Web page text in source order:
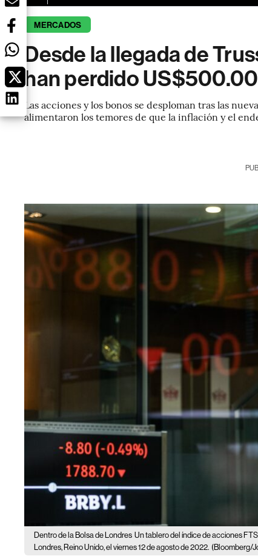
MERCADOS
Desde la llegada de
han perdido
Las acciones y los bonos se desploman tras las
alimentaron los temores de que la inflación y el
Dentro de la Bolsa de Londres Un tablero del índice de acciones
Londres, Reino Unido, el viernes 12 de agosto de 2022. (Bloomberg/